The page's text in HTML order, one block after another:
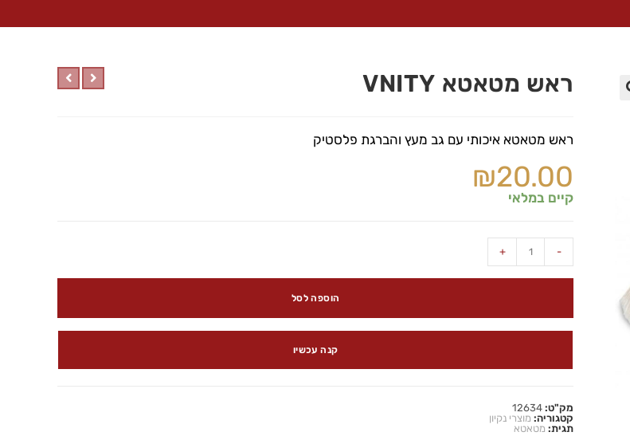
ראש מטאטא VNITY
ראש מטאטא איכותי עם גב מעץ והברגת פלסטיק
₪20.00
קיים במלאי
-
+
הוספה לסל
קנה עכשיו
מק"ט: 12634
קטגוריה: מוצרי נקיון
תגית: מטאטא